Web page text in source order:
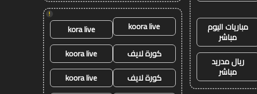
مباريات اليوم
مباشر
ريال مدريد
مباشر
!
koora live
kora live
كورة لايف
koora live
كورة لايف
koora live